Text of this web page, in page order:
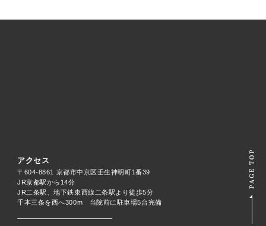
アクセス
〒604-8861 京都市中京区壬生神明町1番39
JR京都駅から14分
JR二条駅、地下鉄東西線二条駅より徒歩5分
千本三条を西へ300m 当院前に駐車場5台完備